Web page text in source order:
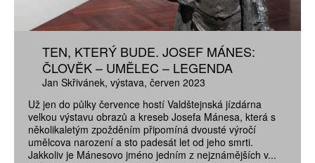
TEN, KTERÝ BUDE. JOSEF MÁNES:
ČLOVĚK – UMĚLEC – LEGENDA
Jan Skřivánek výstava červen 2023
Už jen do půlky července hostí Valdštejnská jízdárna
velkou výstavu obrazů a kreseb Josefa Mánesa, která s
několikaletým zpožděním připomíná dvousté výročí
umělcova narození a sto padesát let od jeho smrti.
Jakkoliv je Mánesovo jméno jedním z nejznámějších v...